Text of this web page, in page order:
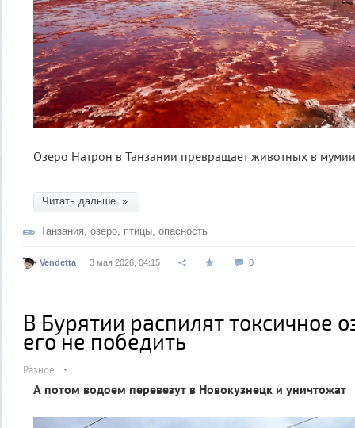
Озеро Натрон в Танзании превращает животных в мумии
Читать дальше »
Танзания озеро птицы опасность
Vendetta 3 мая 2026, 04:15 0
В Бурятии распилят токсичное
его не победить
Разное
А потом водоем перевезут в Новокузнецк и уничтожат